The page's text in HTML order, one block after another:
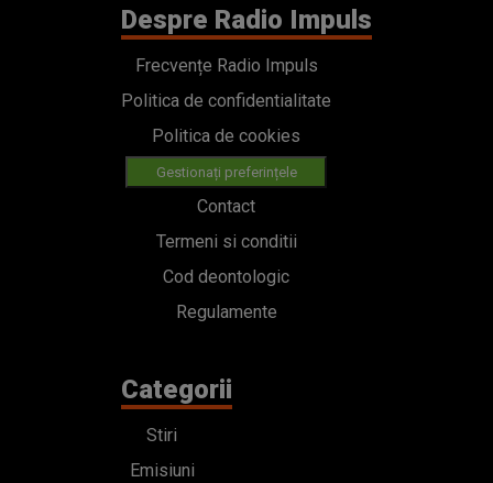
Despre Radio Impuls
Frecvențe Radio Impuls
Politica de confidentialitate
Politica de cookies
Gestionați preferințele
Contact
Termeni si conditii
Cod deontologic
Regulamente
Categorii
Stiri
Emisiuni